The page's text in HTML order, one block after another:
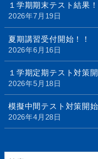
１学期期末テスト結果！
2026年7月19日
夏期講習受付開始！！
2026年6月16日
１学期定期テスト対策開
2026年5月18日
模擬中間テスト対策開始
2026年4月28日